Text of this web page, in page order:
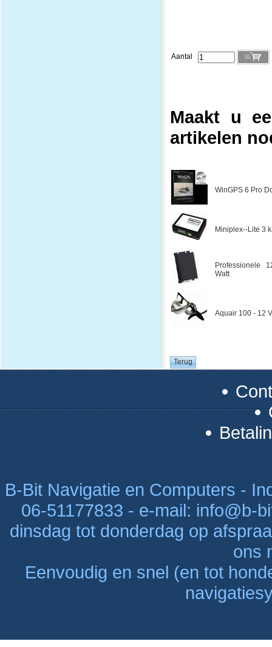
Aantal
Maakt u
artikelen
WinGPS 6 Pro
Miniplex--Lite 3
Professionele
Watt
Aquair 100 - 12
B-Bit Navigatie en Computers -
06-51177833 - e-mail: info@b-
dinsdag tot donderdag op
ons
Eenvoudig en snel (en tot